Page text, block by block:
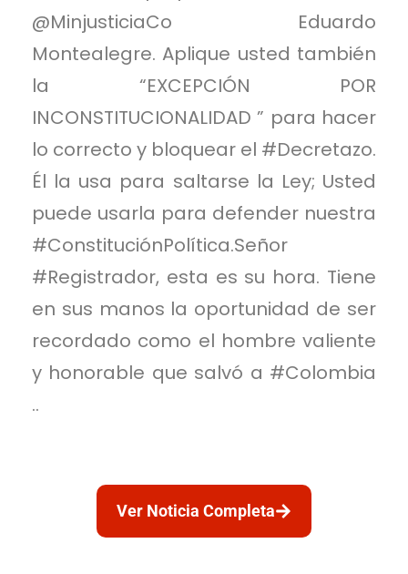
@MinjusticiaCo Eduardo
Montealegre. Aplique usted también
la “EXCEPCIÓN POR
INCONSTITUCIONALIDAD ” para hacer
lo correcto y bloquear el #Decretazo.
Él la usa para saltarse la Ley; Usted
puede usarla para defender nuestra
#ConstituciónPolítica.Señor
#Registrador, esta es su hora. Tiene
en sus manos la oportunidad de ser
recordado como el hombre valiente
y honorable que salvó a #Colombia
..
Ver Noticia Completa